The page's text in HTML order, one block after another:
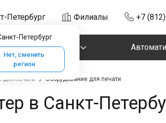
Петербург
Петербург
Нет, сменить
регион
Филиалы +7
Маркировка
для печати Оборудование для печати
в Санкт-